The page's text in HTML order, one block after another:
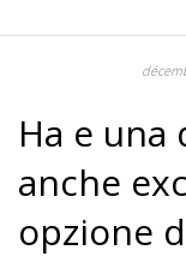
Ha e
anche
opzione